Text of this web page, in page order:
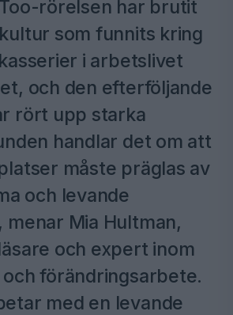
rörelsen har brutit
som funnits kring
i arbetslivet
och den efterföljande
rört upp starka
handlar det om att
måste präglas av
och levande
menar Mia Hultman,
och expert inom
förändringsarbete.
med en levande